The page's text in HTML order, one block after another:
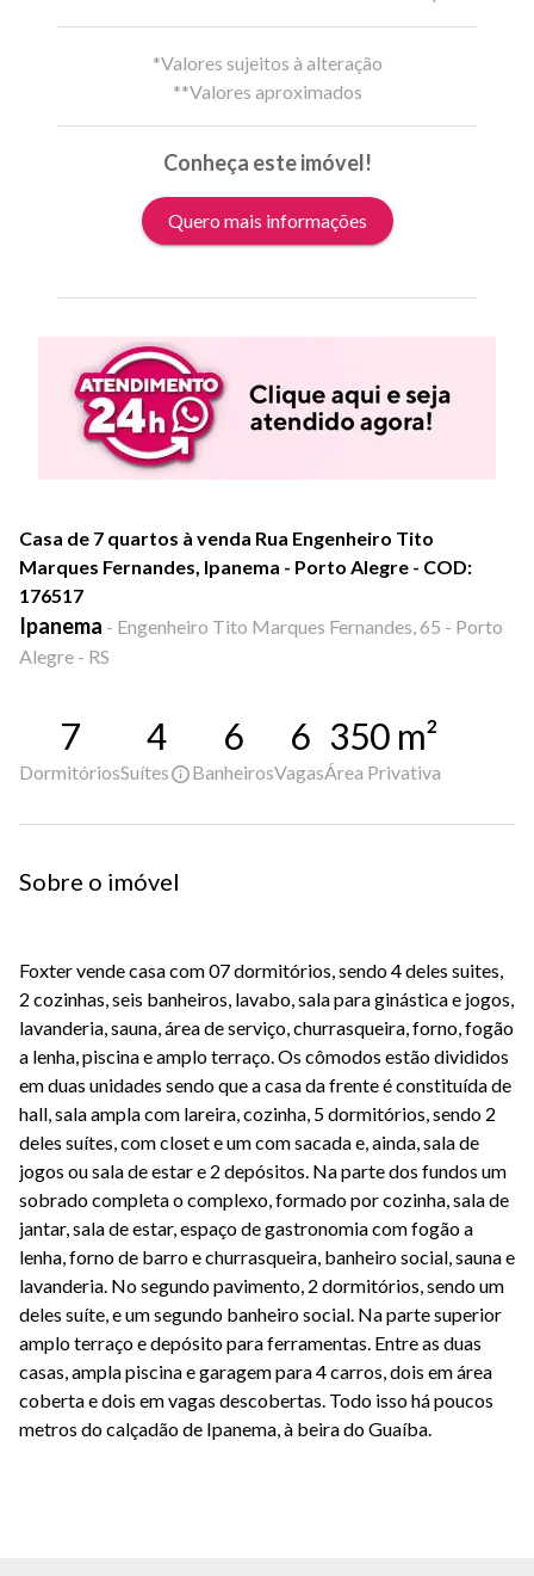
*Valores sujeitos à alteração
**Valores aproximados
Conheça este imóvel!
Quero mais informações
Casa de 7 quartos à venda Rua Engenheiro Tito
Marques Fernandes, Ipanema - Porto Alegre - COD:
176517
Ipanema - Engenheiro Tito Marques Fernandes, 65 - Porto
Alegre - RS
7
Dormitórios
4
Suítes
6
Banheiros
6
Vagas
350 m²
Área Privativa
Sobre o imóvel
Foxter vende casa com 07 dormitórios, sendo 4 deles suites,
2 cozinhas, seis banheiros, lavabo, sala para ginástica e jogos,
lavanderia, sauna, área de serviço, churrasqueira, forno, fogão
a lenha, piscina e amplo terraço. Os cômodos estão divididos
em duas unidades sendo que a casa da frente é constituída de
hall, sala ampla com lareira, cozinha, 5 dormitórios, sendo 2
deles suítes, com closet e um com sacada e, ainda, sala de
jogos ou sala de estar e 2 depósitos. Na parte dos fundos um
sobrado completa o complexo, formado por cozinha, sala de
jantar, sala de estar, espaço de gastronomia com fogão a
lenha, forno de barro e churrasqueira, banheiro social, sauna e
lavanderia. No segundo pavimento, 2 dormitórios, sendo um
deles suíte, e um segundo banheiro social. Na parte superior
amplo terraço e depósito para ferramentas. Entre as duas
casas, ampla piscina e garagem para 4 carros, dois em área
coberta e dois em vagas descobertas. Todo isso há poucos
metros do calçadão de Ipanema, à beira do Guaíba.